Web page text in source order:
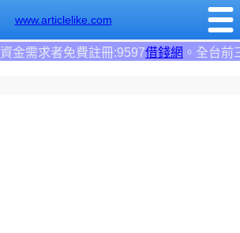
www.articlelike.com
借錢網。全台前三大借錢網站！